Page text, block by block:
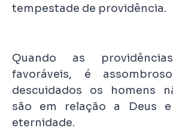
tempestade de providência.
Quando as
favoráveis, é
descuidados os homens
são em relação a Deus
eternidade.